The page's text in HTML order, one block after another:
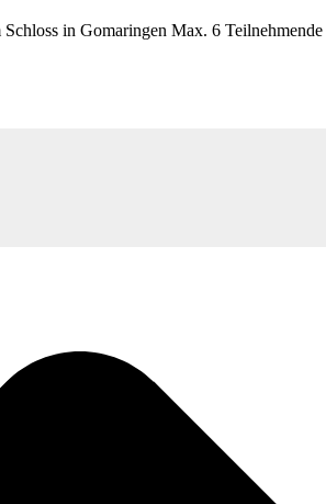
in Gomaringen Max. 6